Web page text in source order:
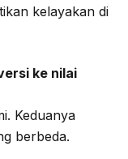
kelayakan di
ke nilai
Keduanya
berbeda.